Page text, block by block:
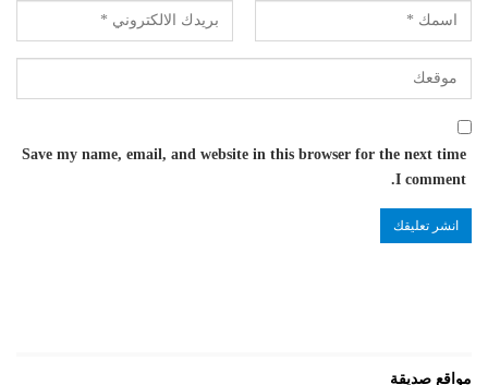
Save my name, email, and website in this browser for the next time
I comment.
مواقع صديقة